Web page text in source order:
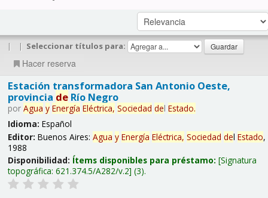
| | Seleccionar títulos para:
Hacer reserva
Estación transformadora San Antonio Oeste,
provincia deRío Negro
por Agua y Energía Eléctrica, Sociedad del Estado.
Idioma: Español
Editor: Buenos Aires: Agua y Energía Eléctrica, Sociedad del Estado,
1988
Disponibilidad: Ítems disponibles para préstamo: Signatura
topográfica: 621.374.5/A282/v.2 (3).